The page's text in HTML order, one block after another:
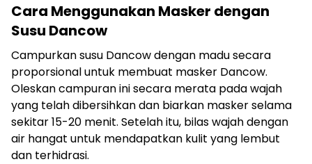
Cara Menggunakan Masker dengan
Susu Dancow
Campurkan susu Dancow dengan madu secara
proporsional untuk membuat masker Dancow.
Oleskan campuran ini secara merata pada wajah
yang telah dibersihkan dan biarkan masker selama
sekitar 15-20 menit. Setelah itu, bilas wajah dengan
air hangat untuk mendapatkan kulit yang lembut
dan terhidrasi.